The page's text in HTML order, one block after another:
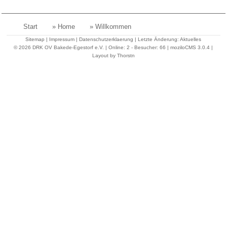
Start » Home » Willkommen
Sitemap Impressum Datenschutzerklaerung | Letzte Änderung:Aktuelles
©2026 DRK OV Bakede-Egestorf e.V. |Online: 2 - Besucher: 66 |moziloCMS 3.0.4
Layout by Thorstn